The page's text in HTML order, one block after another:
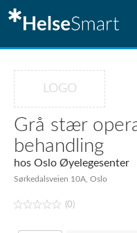
LOGO
Grå stær
behandling
hos Oslo Øyelegesenter
Sørkedalsveien 10A, Oslo
(0)